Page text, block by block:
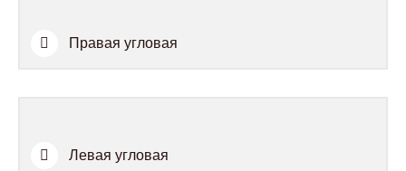
Правая угловая
Левая угловая